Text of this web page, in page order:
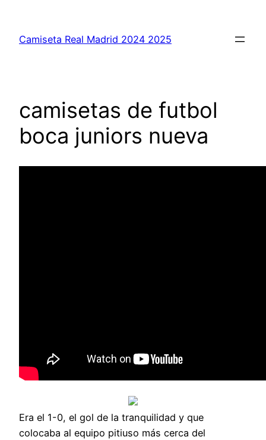
contenido
Camiseta Real Madrid 2024 2025
camisetas de futbol
boca juniors nueva
Era el 1-0, el gol de la tranquilidad y que
colocaba al equipo pitiuso más cerca del